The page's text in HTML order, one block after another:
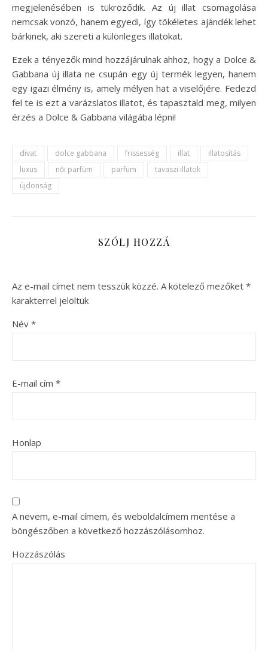
megjelenésében is tükröződik. Az új illat csomagolása
nemcsak vonzó, hanem egyedi, így tökéletes ajándék lehet
bárkinek, aki szereti a különleges illatokat.
Ezek a tényezők mind hozzájárulnak ahhoz, hogy a Dolce &
Gabbana új illata ne csupán egy új termék legyen, hanem
egy igazi élmény is, amely mélyen hat a viselőjére. Fedezd
fel te is ezt a varázslatos illatot, és tapasztald meg, milyen
érzés a Dolce & Gabbana világába lépni!
divat dolce gabbana frissesség illat
illatosítás
luxus
női parfüm parfüm
tavaszi illatok
újdonság
SZÓLJ HOZZÁ
Az e-mail címet nem tesszük közzé. A kötelező mezőket *
karakterrel jelöltük
Név *
E-mail cím *
Honlap
A nevem, e-mail címem, és weboldalcímem mentése a
böngészőben a következő hozzászólásomhoz.
Hozzászólás